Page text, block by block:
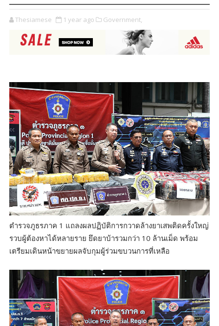
Thesiamese 1 year ago Government,
ตำรวจภูธรภาค 1 แถลงผลปฏิบัติการกวาดล้างยาเสพติดครั้งใหญ่
รวบผู้ต้องหาได้หลายราย ยึดยาบ้ารวมกว่า 10 ล้านเม็ด พร้อม
เตรียมเดินหน้าขยายผลจับกุมผู้ร่วมขบวนการที่เหลือ